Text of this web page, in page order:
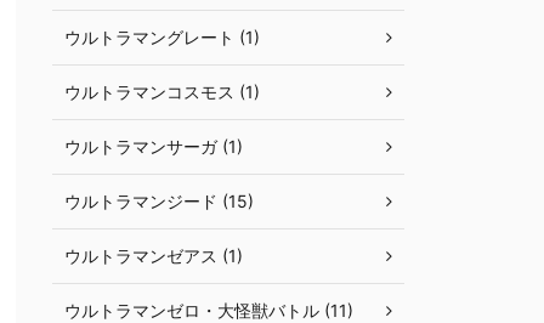
ウルトラマングレート (1)
ウルトラマンコスモス (1)
ウルトラマンサーガ (1)
ウルトラマンジード (15)
ウルトラマンゼアス (1)
ウルトラマンゼロ・大怪獣バトル (11)